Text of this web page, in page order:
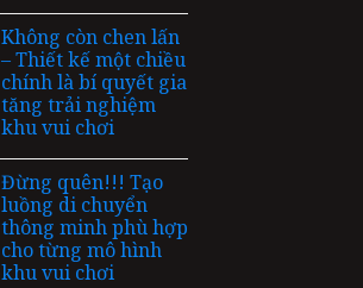
Không còn chen lấn
– Thiết kế một chiều
chính là bí quyết gia
tăng trải nghiệm
khu vui chơi
Đừng quên!!! Tạo
luồng di chuyển
thông minh phù hợp
cho từng mô hình
khu vui chơi